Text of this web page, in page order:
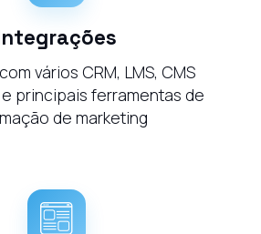
vários CRM, LMS, CMS
principais ferramentas de
de marketing